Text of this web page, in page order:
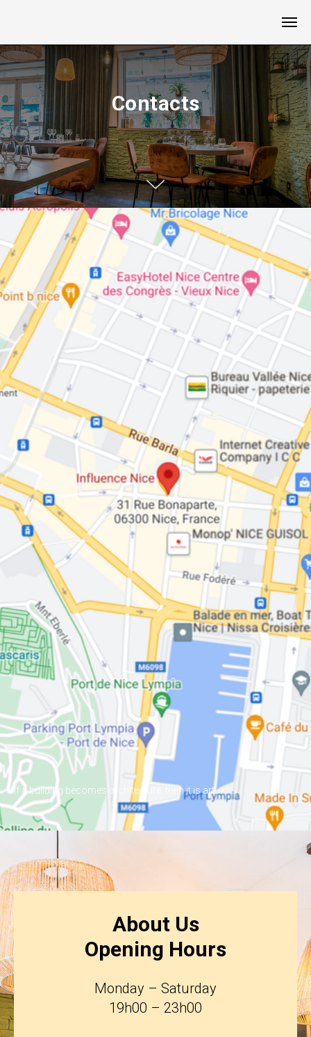
Contacts
If a building becomes architecture, then it is art
About Us
Opening Hours
Monday – Saturday
19h00 – 23h00